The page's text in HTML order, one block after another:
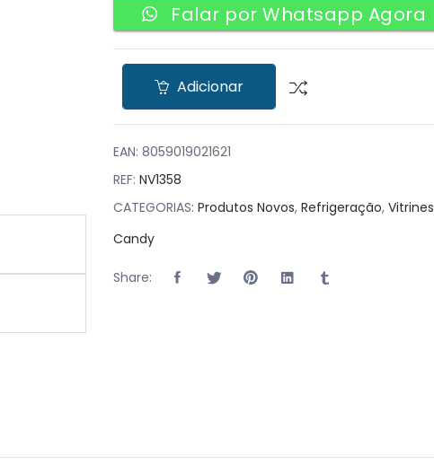
Falar por Whatsapp Agora
Adicionar
EAN: 8059019021621
REF: NV1358
CATEGORIAS: Produtos Novos, Refrigeração, Vitrines
Candy
Share: